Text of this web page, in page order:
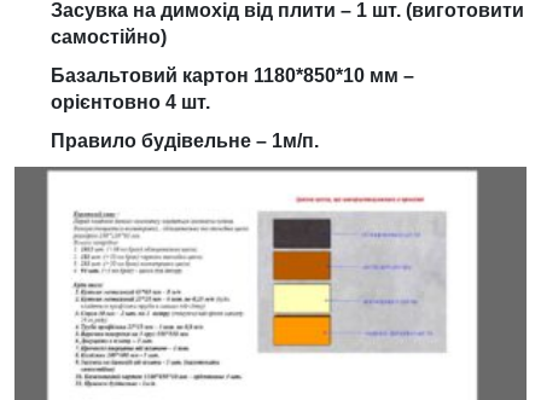
Засувка на димохід від плити – 1 шт. (виготовити
самостійно)
Базальтовий картон 1180*850*10 мм –
орієнтовно 4 шт.
Правило будівельне – 1м/п.